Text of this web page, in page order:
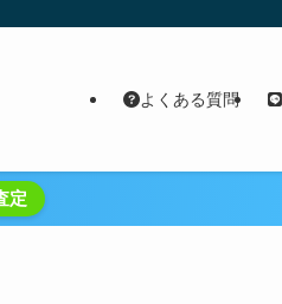
よくある質問
定